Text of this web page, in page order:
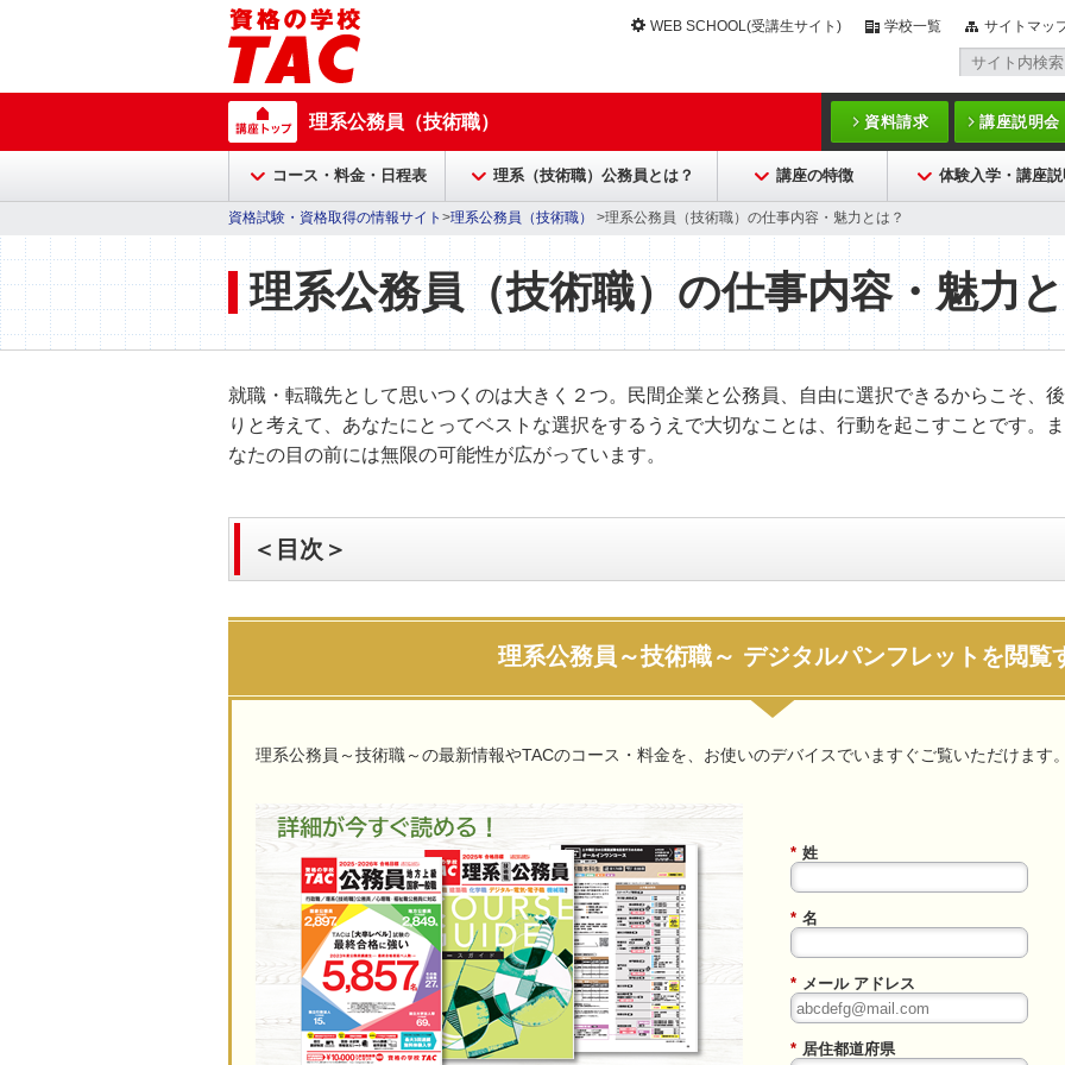
WEB SCHOOL(受講生サイト) 学校一覧 サイトマッ
理系公務員（技術職） 資料請求 講座説明会
コース・料金・日程表 理系（技術職）公務員とは？ 講座の特徴 体験入学・講座
資格試験・資格取得の情報サイト >理系公務員（技術職） >理系公務員（技術職）の仕事内容・魅力とは？
理系公務員（技術職）の仕事内容・魅力
就職・転職先として思いつくのは大きく２つ。民間企業と公務員、自由に選択できるからこそ、
りと考えて、あなたにとってベストな選択をするうえで大切なことは、行動を起こすことです。
なたの目の前には無限の可能性が広がっています。
＜目次＞
理系公務員～技術職～ デジタルパンフレットを閲覧
理系公務員～技術職～の最新情報やTACのコース・料金を、お使いのデバイスでいますぐご覧いただけます
* 姓
* 名
* メール アドレス
* 居住都道府県